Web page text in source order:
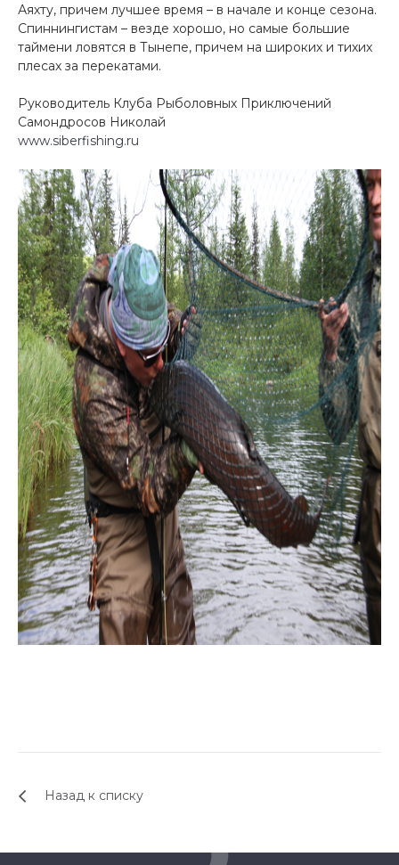
Аяхту, причем лучшее время – в начале и конце сезона.
Спиннингистам – везде хорошо, но самые большие
таймени ловятся в Тынепе, причем на широких и тихих
плесах за перекатами.
Руководитель Клуба Рыболовных Приключений
Самондросов Николай
www.siberfishing.ru
Назад к списку